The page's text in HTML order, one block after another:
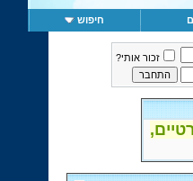
חיפוש
זכור אותי?